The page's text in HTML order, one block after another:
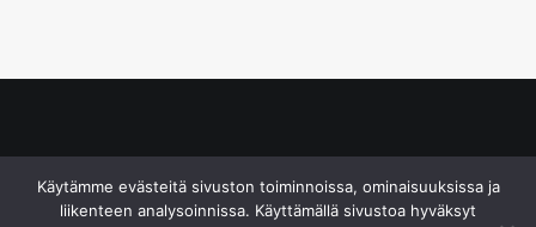
Käytämme evästeitä sivuston toiminnoissa, ominaisuuksissa ja
liikenteen analysoinnissa. Käyttämällä sivustoa hyväksyt